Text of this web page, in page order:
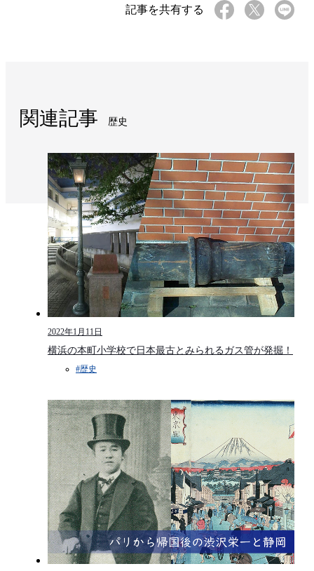
記事を共有する
関連記事 歴史
2022年1月11日
横浜の本町小学校で日本最古とみられるガス管が発掘！
#歴史